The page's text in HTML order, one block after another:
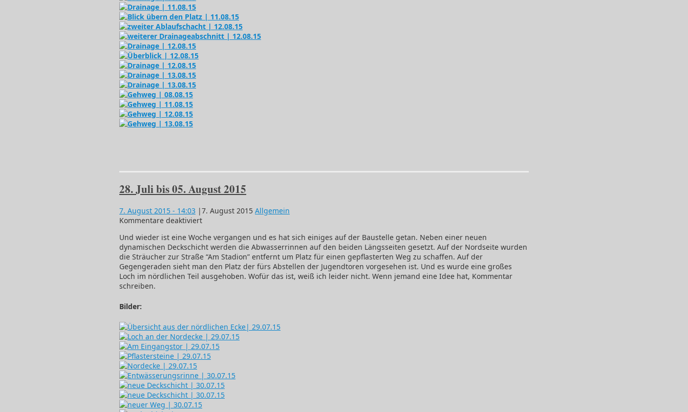
28. Juli bis 05. August 2015
7. August 2015 - 14:03 |7. August 2015 Allgemein
Kommentare deaktiviertfür
Juli
bis
05.
August
2015
Und wieder ist eine Woche vergangen und es hat sich einiges auf der Baustelle getan. Neben einer neuen
dynamischen Deckschicht werden die Abwasserrinnen auf den beiden Längsseiten gesetzt. Auf der Nordseite wurden
die Sträucher zur Straße “Am Stadion” entfernt um Platz für einen gepflasterten Weg zu schaffen. Auf der
Gegengeraden sieht man den Platz der fürs Abstellen der Jugendtoren vorgesehen ist. Und es wurde eine großes
Loch im nördlichen Teil ausgehoben. Wofür das ist, weiß ich leider nicht. Wenn jemand eine Idee hat, Kommentar
schreiben.
Bilder: